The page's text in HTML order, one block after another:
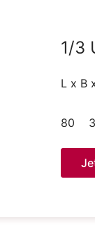
1/3
L x B
80